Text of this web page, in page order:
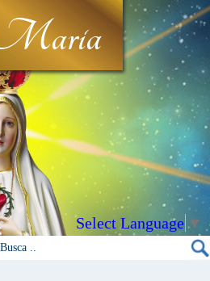
Select Language ▼